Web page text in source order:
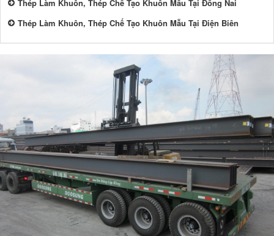
Thép Làm Khuôn, Thép Chế Tạo Khuôn Mẫu Tại Đồng Nai
Thép Làm Khuôn, Thép Chế Tạo Khuôn Mẫu Tại Điện Biên